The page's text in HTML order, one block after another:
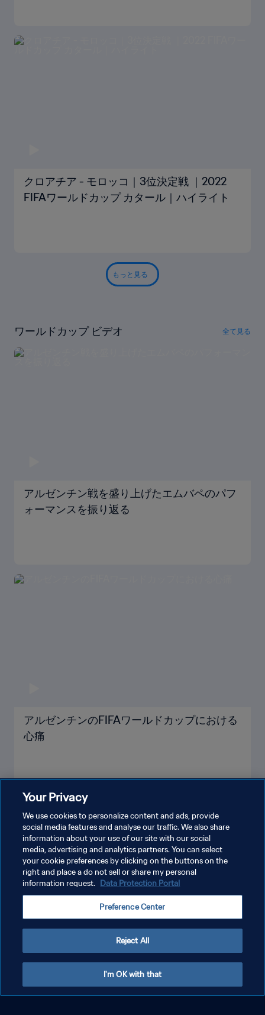
クロアチア - モロッコ｜3位決定戦 ｜2022
FIFAワールドカップ カタール｜ハイライト
もっと見る
ワールドカップ ビデオ 全て見る
アルゼンチン戦を盛り上げたエムバペのパフ
ォーマンスを振り返る
アルゼンチンのFIFAワールドカップにおける
心痛
もっと見る
サービス利用規約
Your Privacy
We use cookies to personalize content and ads, provide
social media features and analyse our traffic. We also share
information about your use of our site with our social
media, advertising and analytics partners. You can select
your cookie preferences by clicking on the buttons on the
right and place a do not sell or share my personal
information request. Data Protection Portal
Preference Center
Reject All
I'm OK with that